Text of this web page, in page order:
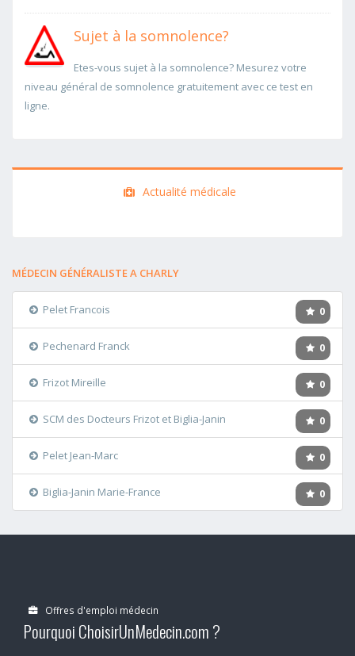
Sujet à la somnolence?
Etes-vous sujet à la somnolence? Mesurez votre
niveau général de somnolence gratuitement avec ce test en
ligne.
Actualité médicale
MÉDECIN GÉNÉRALISTE A CHARLY
0
Pelet Francois
0
Pechenard Franck
0
Frizot Mireille
0
SCM des Docteurs Frizot et Biglia-Janin
0
Pelet Jean-Marc
0
Biglia-Janin Marie-France
Offres d'emploi médecin
Pourquoi ChoisirUnMedecin.com ?